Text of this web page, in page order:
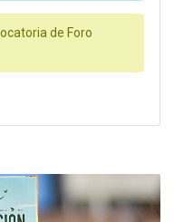
de Foro